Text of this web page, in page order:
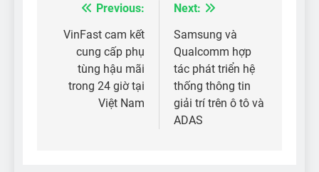
Điều
hướng
viết
Previous:
VinFast cam kết
cung cấp phụ
tùng hậu mãi
trong 24 giờ tại
Việt Nam
Next:
Samsung và
Qualcomm hợp
tác phát triển hệ
thống thông tin
giải trí trên ô tô và
ADAS